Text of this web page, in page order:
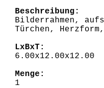
Beschreibung:
Bilderrahmen,
Türchen,
LxBxT:
6.00x12.00x12.00
Menge:
1